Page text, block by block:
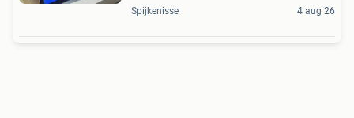
Spijkenisse 4 aug 26